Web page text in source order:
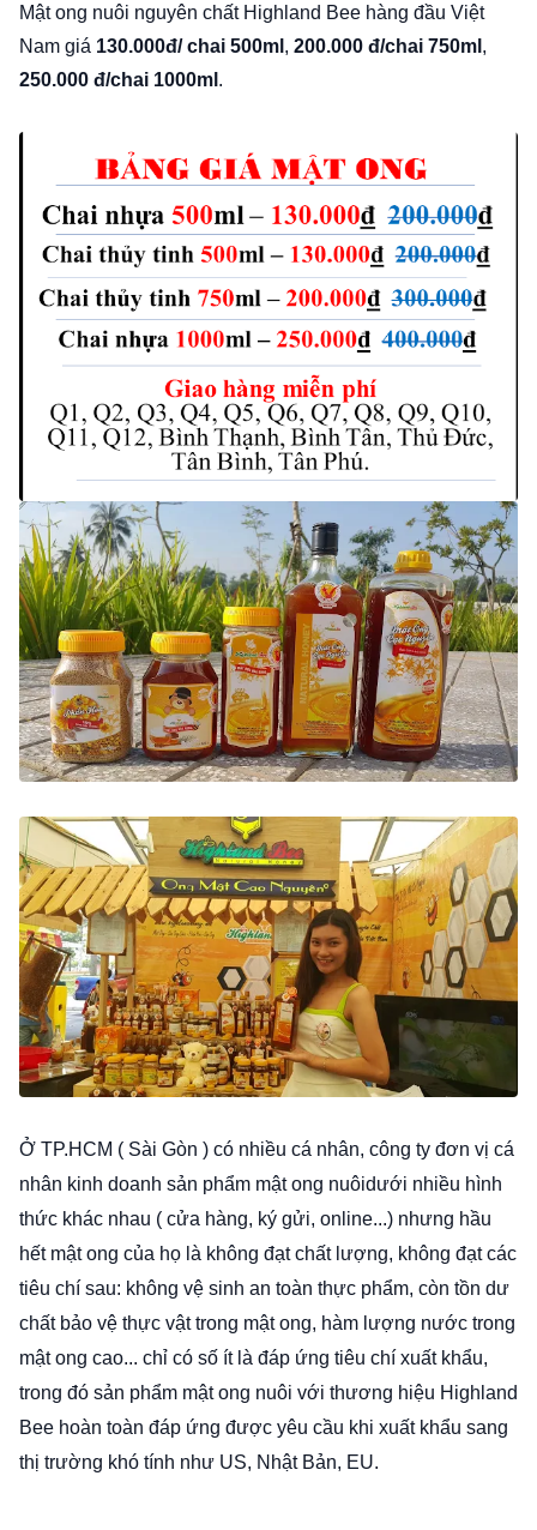
Mật ong nuôi nguyên chất Highland Bee hàng đầu Việt
Nam giá 130.000đ/ chai 500ml , 200.000 đ/chai 750ml ,
250.000 đ/chai 1000ml .
Ở TP.HCM ( Sài Gòn ) có nhiều cá nhân, công ty đơn vị cá
nhân kinh doanh sản phẩm mật ong nuôidưới nhiều hình
thức khác nhau ( cửa hàng, ký gửi, online...) nhưng hầu
hết mật ong của họ là không đạt chất lượng, không đạt các
tiêu chí sau: không vệ sinh an toàn thực phẩm, còn tồn dư
chất bảo vệ thực vật trong mật ong, hàm lượng nước trong
mật ong cao... chỉ có số ít là đáp ứng tiêu chí xuất khẩu,
trong đó sản phẩm mật ong nuôi với thương hiệu Highland
Bee hoàn toàn đáp ứng được yêu cầu khi xuất khẩu sang
thị trường khó tính như US, Nhật Bản, EU.